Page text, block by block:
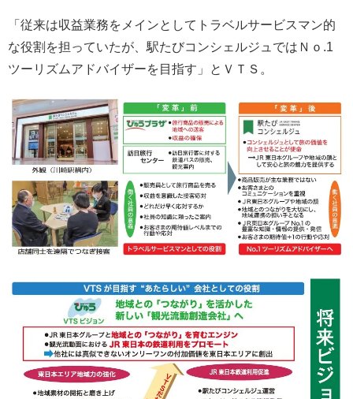
「従来は収益業務をメインとしてトラベルサービスマン的
な役割を担っていたが、駅たびコンシェルジュではＮｏ.1
ツーリズムアドバイザーを目指す」とＶＴＳ。